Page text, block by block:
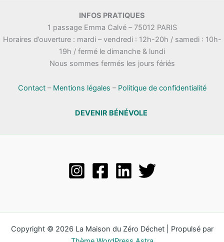
INFOS PRATIQUES
1 passage Emma Calvé – 75012 PARIS
Horaires d’ouverture : mardi – vendredi : 12h-20h / samedi : 10h-
19h / fermé le dimanche & lundi
Nous sommes fermés les jours fériés
Contact– Mentions légales – Politique de confidentialité
DEVENIR BÉNÉVOLE
Copyright © 2026 La Maison du Zéro Déchet | Propulsé par